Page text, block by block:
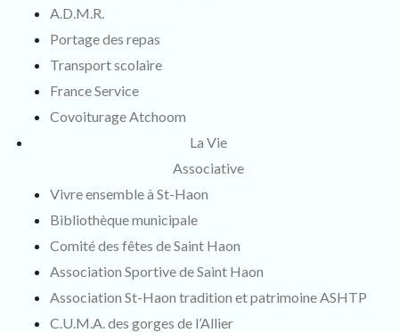
A.D.M.R.
Portage des repas
Transport scolaire
France Service
Covoiturage Atchoom
La Vie
Associative
Vivre ensemble à St-Haon
Bibliothèque municipale
Comité des fêtes de Saint Haon
Association Sportive de Saint Haon
Association St-Haon tradition et patrimoine ASHTP
C.U.M.A. des gorges de l’Allier